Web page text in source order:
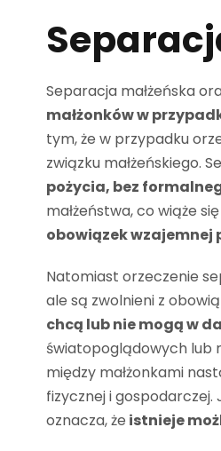
Separacja małżeńska
małżonków w
tym, że w przypadku
związku małżeńskiego.
pożycia, bez
małżeństwa, co wiąże
obowiązek wzajemnej
Natomiast orzeczenie
ale są zwolnieni z
chcą lub nie mogą w
światopoglądowych lub
między małżonkami
fizycznej i gospodarczej.
oznacza, że istnieje